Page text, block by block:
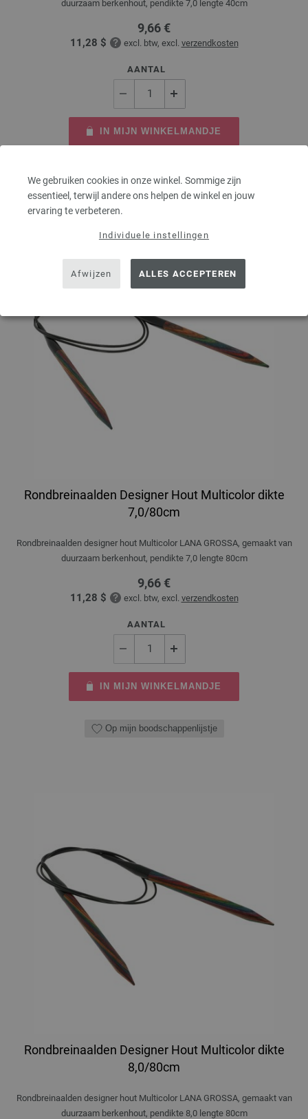
We gebruiken cookies in onze winkel. Sommige zijn
essentieel, terwijl andere ons helpen de winkel en jouw
ervaring te verbeteren.
Individuele instellingen
Afwijzen ALLES ACCEPTEREN
duurzaam berkenhout, pendikte 7,0 lengte 40cm
9,66 €
11,28 $ excl. btw, excl. verzendkosten
AANTAL
IN MIJN WINKELMANDJE
Rondbreinaalden Designer Hout Multicolor dikte
7,0/80cm
Rondbreinaalden designer hout Multicolor LANA GROSSA, gemaakt van
duurzaam berkenhout, pendikte 7,0 lengte 80cm
9,66 €
11,28 $ excl. btw, excl. verzendkosten
AANTAL
IN MIJN WINKELMANDJE
Op mijn boodschappenlijstje
Rondbreinaalden Designer Hout Multicolor dikte
8,0/80cm
Rondbreinaalden designer hout Multicolor LANA GROSSA, gemaakt van
duurzaam berkenhout, pendikte 8,0 lengte 80cm